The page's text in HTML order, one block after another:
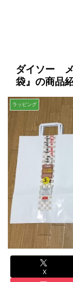
ダイソー メ
袋』の商品
ラッピング
X